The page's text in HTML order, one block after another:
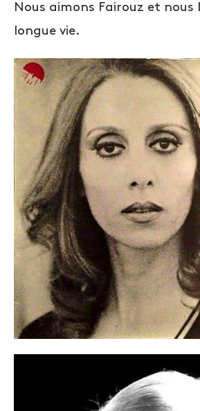
Nous aimons Fairouz et nous
longue vie.